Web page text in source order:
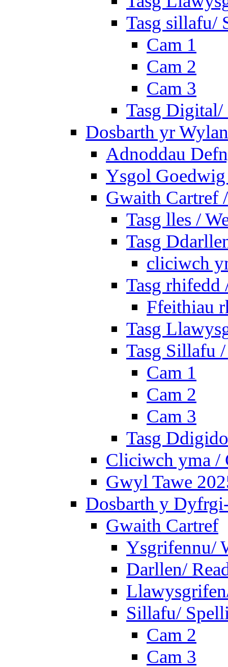
Tasg sillafu/
Cam 1
Cam 2
Cam 3
Tasg
Dosbarth yr
Adnoddau
Ysgol
Gwaith Cartref
Tasg lles /
Tasg
cliciwch
Tasg rhifedd
Ffeithiau
Tasg
Tasg Sillafu
Cam 1
Cam 2
Cam 3
Tasg
Cliciwch yma /
Gwyl Tawe
Dosbarth y
Gwaith Cartref
Ysgrifennu/
Darllen/
Sillafu/
Cam 2
Cam 3